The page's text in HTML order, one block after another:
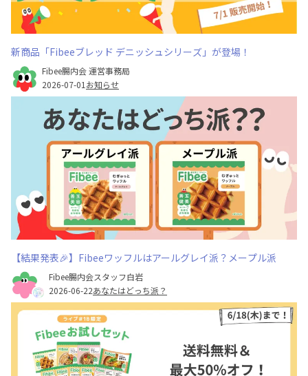
新商品「Fibeeブレッド デニッシュシリーズ」が登場！
Fibee腸内会 運営事務局
2026-07-01 お知らせ
【結果発表🎉】Fibeeワッフルはアールグレイ派？メープル派
Fibee腸内会スタッフ白岩
2026-06-22あなたはどっち派？